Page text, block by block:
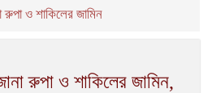
রুপা ও শাকিলের জামিন
রুপা ও শাকিলের জামিন,